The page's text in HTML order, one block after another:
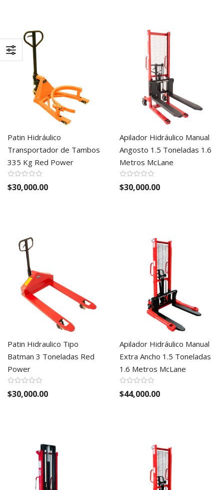
Patin Hidráulico
Transportador de Tambos
335 Kg Red Power
$30,000.00
Apilador Hidráulico Manual
Angosto 1.5 Toneladas 1.6
Metros McLane
$30,000.00
Patin Hidraulico Tipo
Batman 3 Toneladas Red
Power
$30,000.00
Apilador Hidráulico Manual
Extra Ancho 1.5 Toneladas
1.6 Metros McLane
$44,000.00